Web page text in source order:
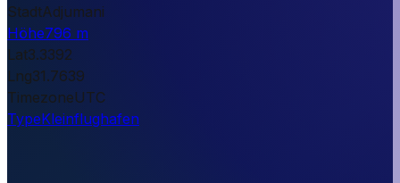
StadtAdjumani
Höhe796 m
Lat3.3392
Lng31.7639
TimezoneUTC
TypeKleinflughafen